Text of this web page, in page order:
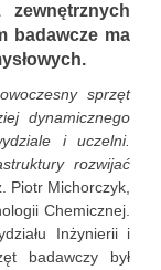
badawcze ma
sprzęt
dynamicznego
i uczelni.
rozwijać
Piotr Michorczyk,
Chemicznej.
Inżynierii i
badawczy był